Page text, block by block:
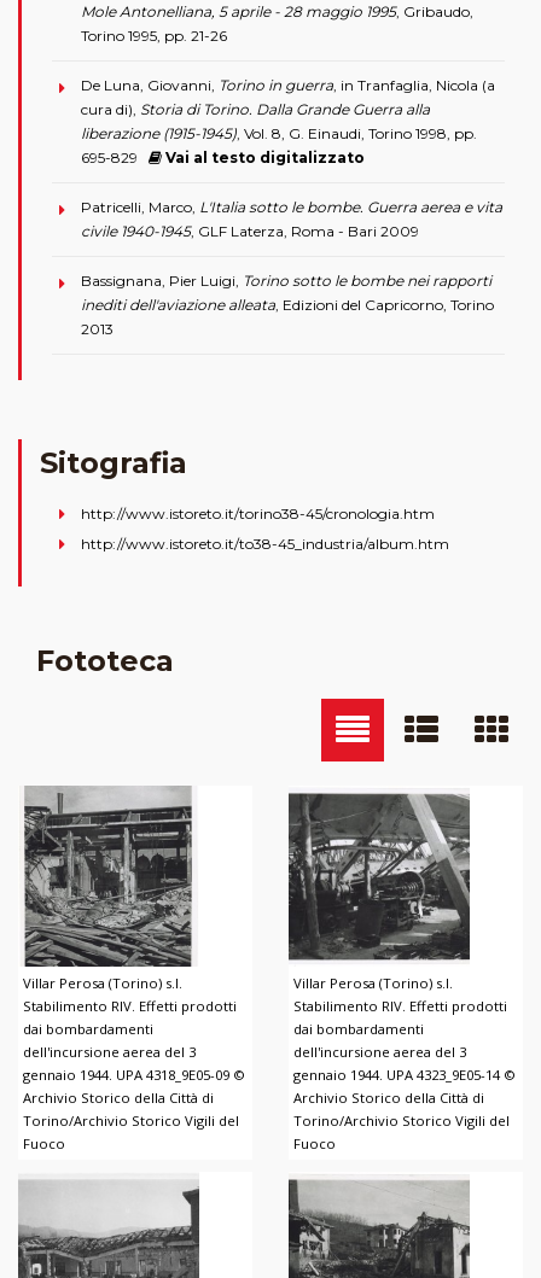
Mole Antonelliana, 5 aprile - 28 maggio 1995, Gribaudo,
Torino 1995, pp. 21-26
De Luna, Giovanni, Torino in guerra , in Tranfaglia, Nicola (a
cura di), Storia di Torino. Dalla Grande Guerra alla
liberazione (1915-1945) , Vol. 8, G. Einaudi, Torino 1998, pp.
695-829
Vai al testo digitalizzato
Patricelli, Marco, L'Italia sotto le bombe. Guerra aerea e vita
civile 1940-1945, GLF Laterza, Roma - Bari 2009
Bassignana, Pier Luigi, Torino sotto le bombe nei rapporti
inediti dell'aviazione alleata , Edizioni del Capricorno, Torino
2013
Sitografia
http://www.istoreto.it/torino38-45/cronologia.htm
http://www.istoreto.it/to38-45_industria/album.htm
Fototeca
Villar Perosa (Torino) s.l.
Stabilimento RIV. Effetti prodotti
dai bombardamenti
dell'incursione aerea del 3
gennaio 1944. UPA 4318_9E05-09 ©
Archivio Storico della Città di
Torino/Archivio Storico Vigili del
Fuoco
Villar Perosa (Torino) s.l.
Stabilimento RIV. Effetti prodotti
dai bombardamenti
dell'incursione aerea del 3
gennaio 1944. UPA 4323_9E05-14 ©
Archivio Storico della Città di
Torino/Archivio Storico Vigili del
Fuoco